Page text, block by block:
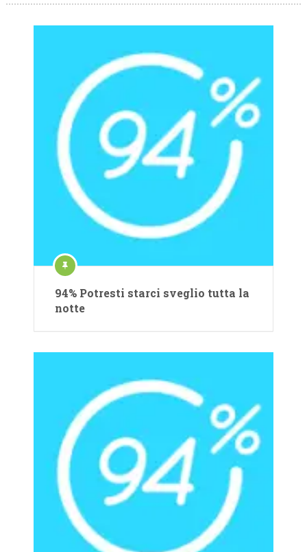
94% Potresti starci sveglio tutta la
notte